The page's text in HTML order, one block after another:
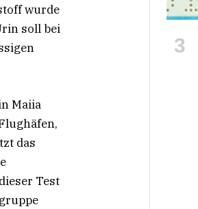
wurde
soll bei
Maiia
das
Test